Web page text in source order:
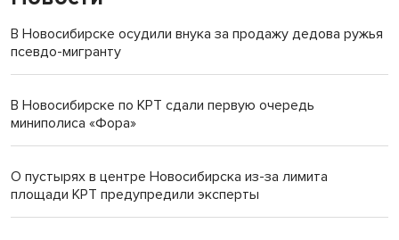
В Новосибирске осудили внука за продажу дедова ружья
псевдо-мигранту
В Новосибирске по КРТ сдали первую очередь
миниполиса «Фора»
О пустырях в центре Новосибирска из-за лимита
площади КРТ предупредили эксперты